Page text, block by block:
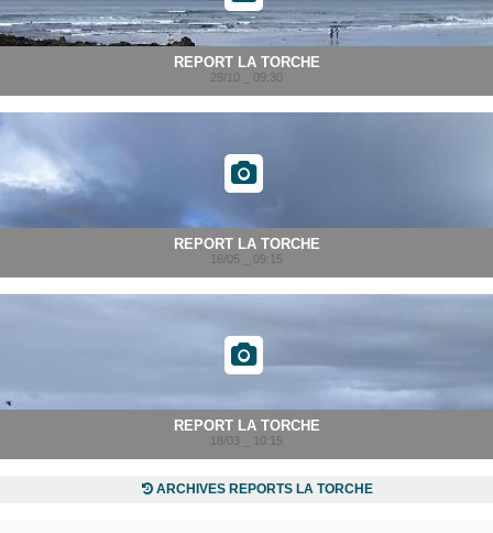
REPORT LA TORCHE
29/10 _ 09:30
REPORT LA TORCHE
16/05 _ 09:15
REPORT LA TORCHE
18/03 _ 10:15
ARCHIVES REPORTS LA TORCHE